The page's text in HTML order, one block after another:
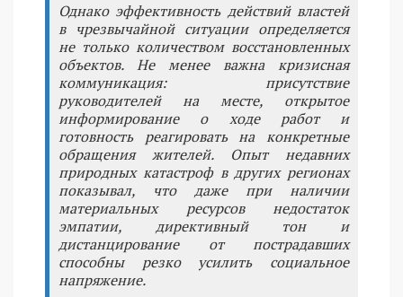
Однако эффективность действий властей
в чрезвычайной ситуации определяется
не только количеством восстановленных
объектов. Не менее важна кризисная
коммуникация: присутствие
руководителей на месте, открытое
информирование о ходе работ и
готовность реагировать на конкретные
обращения жителей. Опыт недавних
природных катастроф в других регионах
показывал, что даже при наличии
материальных ресурсов недостаток
эмпатии, директивный тон и
дистанцирование от пострадавших
способны резко усилить социальное
напряжение.